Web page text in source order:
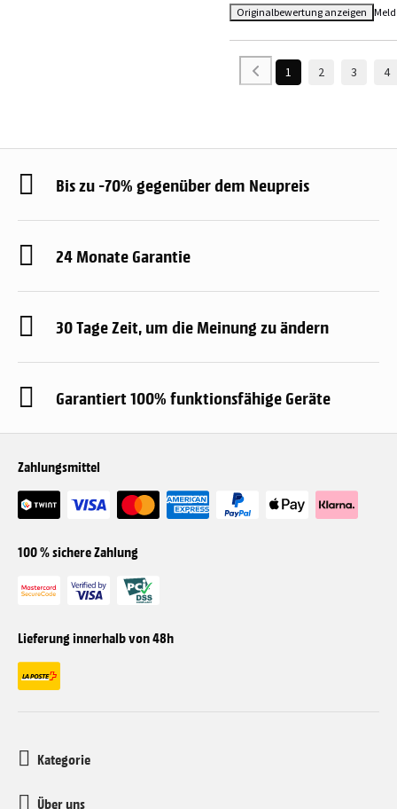
Originalbewertung anzeigen
1 2 3 4
Bis zu -70% gegenüber dem Neupreis
24 Monate Garantie
30 Tage Zeit, um die Meinung zu ändern
Garantiert 100% funktionsfähige Geräte
Zahlungsmittel
100 % sichere Zahlung
Lieferung innerhalb von 48h
Kategorie
Über uns